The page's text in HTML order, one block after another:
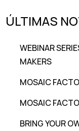
ÚLTIMAS
WEBINAR
MAKERS
MOSAIC
MOSAIC
BRING YOUR